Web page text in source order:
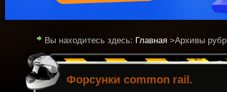
Вы находитесь здесь: Главная >Архивы
Форсунки common rail.